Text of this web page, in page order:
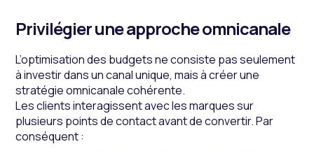
Privilégier une approche omnicanale
L’optimisation des budgets ne consiste pas seulement
à investir dans un canal unique, mais à créer une
stratégie omnicanale cohérente.
Les clients interagissent avec les marques sur
plusieurs points de contact avant de convertir. Par
conséquent :